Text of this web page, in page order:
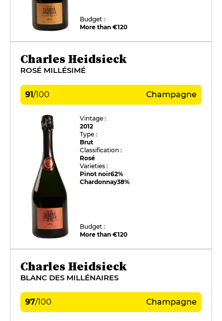
Budget :
More than €120
Charles Heidsieck
ROSÉ MILLÉSIMÉ
91/100 Champagne
Vintage :
2012
Type :
Brut
Classification :
Rosé
Varieties :
Pinot noir62%
Chardonnay38%
Budget :
More than €120
Charles Heidsieck
BLANC DES MILLÉNAIRES
97/100 Champagne